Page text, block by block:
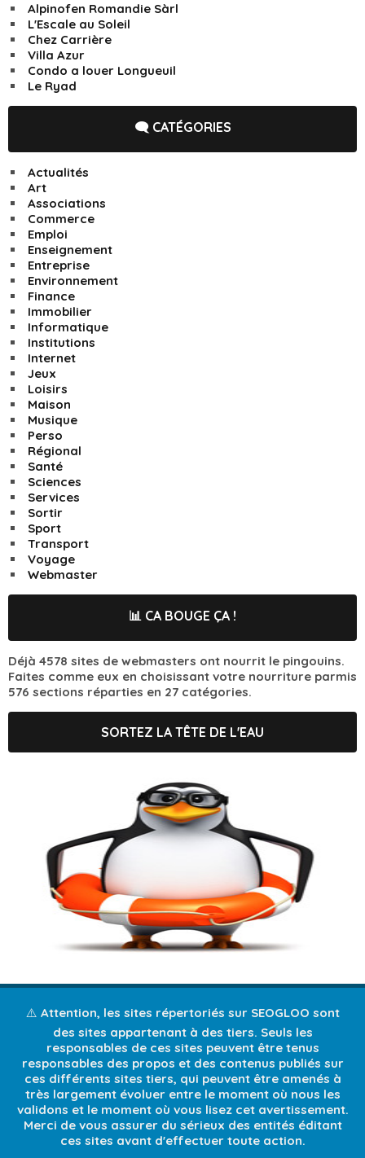
Alpinofen Romandie Sàrl
L'Escale au Soleil
Chez Carrière
Villa Azur
Condo a louer Longueuil
Le Ryad
🗨️ CATÉGORIES
Actualités
Art
Associations
Commerce
Emploi
Enseignement
Entreprise
Environnement
Finance
Immobilier
Informatique
Institutions
Internet
Jeux
Loisirs
Maison
Musique
Perso
Régional
Santé
Sciences
Services
Sortir
Sport
Transport
Voyage
Webmaster
📊 CA BOUGE ÇA !
Déjà 4578 sites de webmasters ont nourrit le pingouins.
Faites comme eux en choisissant votre nourriture parmis
576 sections réparties en 27 catégories.
SORTEZ LA TÊTE DE L'EAU
⚠️ Attention, les sites répertoriés sur SEOGLOO sont
des sites appartenant à des tiers. Seuls les
responsables de ces sites peuvent être tenus
responsables des propos et des contenus publiés sur
ces différents sites tiers, qui peuvent être amenés à
très largement évoluer entre le moment où nous les
validons et le moment où vous lisez cet avertissement.
Merci de vous assurer du sérieux des entités éditant
ces sites avant d'effectuer toute action.